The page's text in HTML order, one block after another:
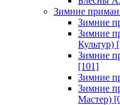
Зимние
Зимние
Зимние
Культур)
Зимние
[101]
Зимние
Зимние
Мастер)